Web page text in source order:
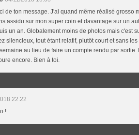
de ton message. J'ai quand même réalisé grosso
assidu sur mon super coin et davantage sur un
un an. Globalement moins de photos mais c'est
silencieux, tout étant relatif, plutôt court et sans
au lieu de faire un compte rendu par
encore. Bien à toi.
22:22
!